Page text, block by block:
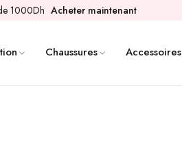
1000Dh Acheter maintenant
Chaussures Accessoires